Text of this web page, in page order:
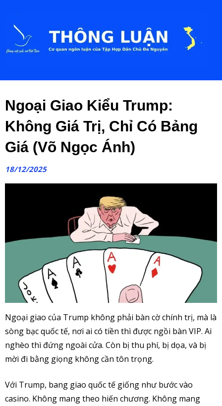
Ngoại Giao Kiểu Trump:
Không Giá Trị, Chỉ Có Bảng
Giá (Võ Ngọc Ánh)
18/12/2025
Ngoại giao của Trump không phải bàn cờ chính trị, mà là
sòng bạc quốc tế, nơi ai có tiền thì được ngồi bàn VIP. Ai
nghèo thì đứng ngoài cửa. Còn bị thu phí, bị dọa, và bị
mời đi bằng giọng không cần tôn trọng.
Với Trump, bang giao quốc tế giống như bước vào
casino. Không mang theo hiến chương. Không mang